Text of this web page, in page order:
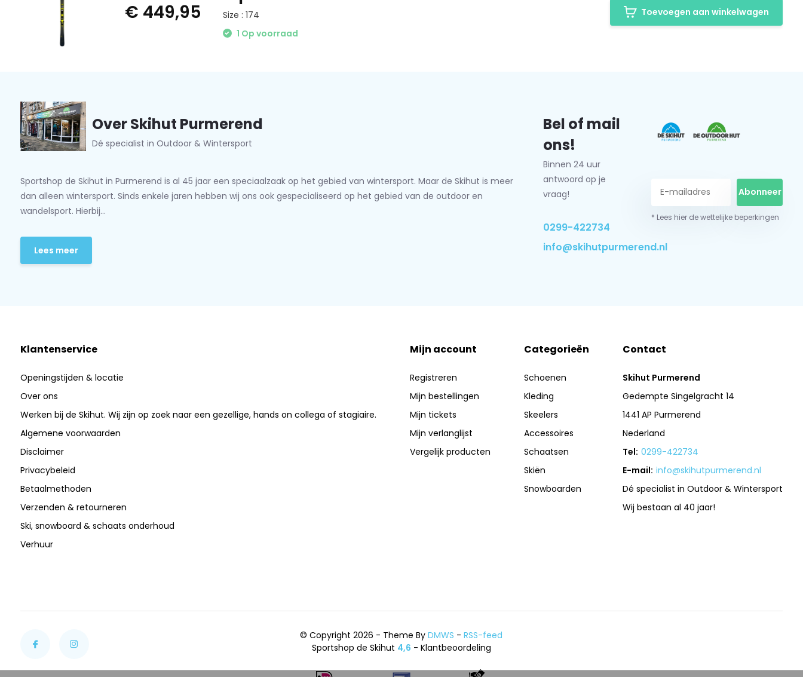
€ 449,95
Size : 174
1 Op voorraad
Toevoegen aan winkelwagen
Over Skihut Purmerend
Dé specialist in Outdoor & Wintersport
Sportshop de Skihut in Purmerend is al 45 jaar een speciaalzaak op het gebied van wintersport. Maar de Skihut is meer
dan alleen wintersport. Sinds enkele jaren hebben wij ons ook gespecialiseerd op het gebied van de outdoor en
wandelsport. Hierbij...
Lees meer
Bel of mail
ons!
Binnen 24 uur
antwoord op je
vraag!
0299-422734
info@skihutpurmerend.nl
Abonneer
* Lees hier de wettelijke beperkingen
Klantenservice
Openingstijden & locatie
Over ons
Werken bij de Skihut. Wij zijn op zoek naar een gezellige, hands on collega of stagiaire.
Algemene voorwaarden
Disclaimer
Privacybeleid
Betaalmethoden
Verzenden & retourneren
Ski, snowboard & schaats onderhoud
Verhuur
Mijn account
Registreren
Mijn bestellingen
Mijn tickets
Mijn verlanglijst
Vergelijk producten
Categorieën
Schoenen
Kleding
Skeelers
Accessoires
Schaatsen
Skiën
Snowboarden
Contact
Skihut Purmerend
Gedempte Singelgracht 14
1441 AP Purmerend
Nederland
Tel: 0299-422734
E-mail: info@skihutpurmerend.nl
Dé specialist in Outdoor & Wintersport
Wij bestaan al 40 jaar!
© Copyright 2026 - Theme ByDMWS -RSS-feed
Sportshop de Skihut 4,6 - Klantbeoordeling